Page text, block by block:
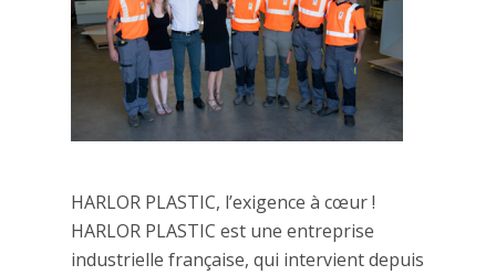
HARLOR PLASTIC, l’exigence à cœur !
HARLOR PLASTIC est une entreprise
industrielle française, qui intervient depuis